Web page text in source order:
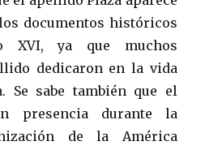
documentos históricos
XVI, ya que muchos
dedicaron en la vida
Se sabe también que el
presencia durante la
de la América